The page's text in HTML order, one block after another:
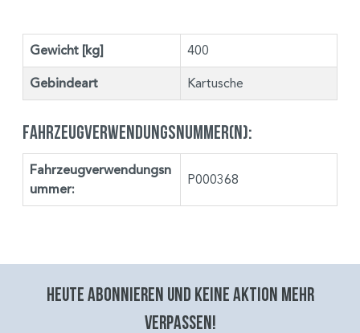
Gewicht [kg] 400
Gebindeart Kartusche
Fahrzeugverwendungsnummer(n):
Fahrzeugverwendungsn
ummer:
P000368
Heute abonnieren und keine aktion mehr
verpassen!